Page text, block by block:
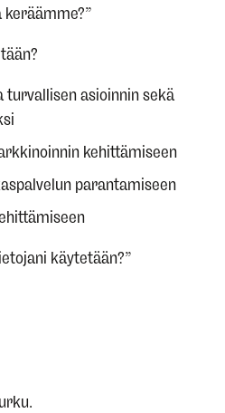
turvallisen asioinnin sekä
kehittämiseen
parantamiseen
käytetään?”